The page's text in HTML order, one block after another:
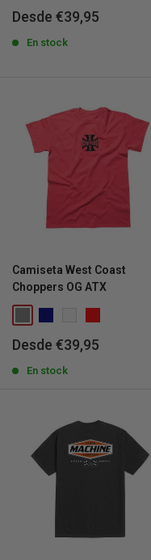
Precio
venta
Desde €39,95
En stock
Camiseta West Coast
Choppers OG ATX
Precio
venta
Desde €39,95
En stock